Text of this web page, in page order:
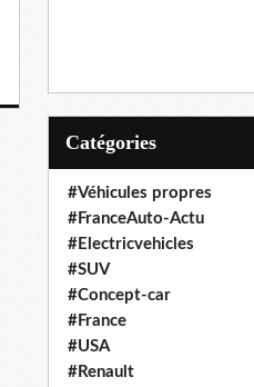
Catégories
#Véhicules propres
#FranceAuto-Actu
#Electricvehicles
#SUV
#Concept-car
#France
#USA
#Renault